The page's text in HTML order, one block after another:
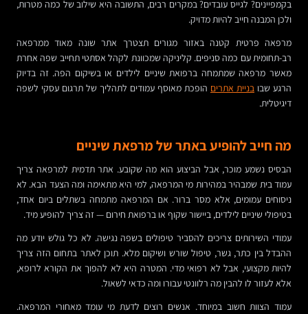
בקמפיינים? לגייס עובדים? במקרים רבים, התשובה היא שילוב של כמה מטרות,
ולכן המבנה חייב להיות מדויק.
מרפאה פרטית קטנה באזור מגורים תצטרך אתר שונה מאוד ממרפאה
רב-תחומית עם כמה סניפים. קליניקה שמכוונת לקהל אסתטי תחייב שפה אחרת
מאשר מרפאה שמתמחה ברפואת שיניים לילדים או בשיקום הפה. זה בדיוק
הרגע שבו בניית אתרים הופכת מאוסף עמודים לתהליך של תרגום עסקי לשפה
דיגיטלית.
מה חייב להופיע באתר של מרפאת שיניים
הבסיס נשמע מוכר, אבל הביצוע הוא מה שקובע. אתר תדמית למרפאה צריך
עמוד בית שמבהיר במהירות מי המרפאה, למי היא מתאימה ומה הצעד הבא. לא
ניסוחים עמומים, אלא מסר ברור. אם המרפאה מתמחה בשתלים ביום אחד,
בטיפולי שיניים לילדים, ביישור שקוף או ברפואת חירום — זה צריך להופיע מיד.
עמודי השירותים צריכים להסביר טיפולים בשפה נגישה. לא כל גולש יודע מה
ההבדל בין כתר, גשר, טיפול שורש ושיקום מלא. תוכן לאתר בתחום הזה צריך
להיות מקצועי, אבל לא רפואי מדי. המטרה היא לא להפוך את הקורא לרופא,
אלא לעזור לו להבין מה רלוונטי עבורו ומה כדאי לשאול.
עמוד הצוות חשוב במיוחד. אנשים רוצים לדעת מי עומד מאחורי המרפאה.